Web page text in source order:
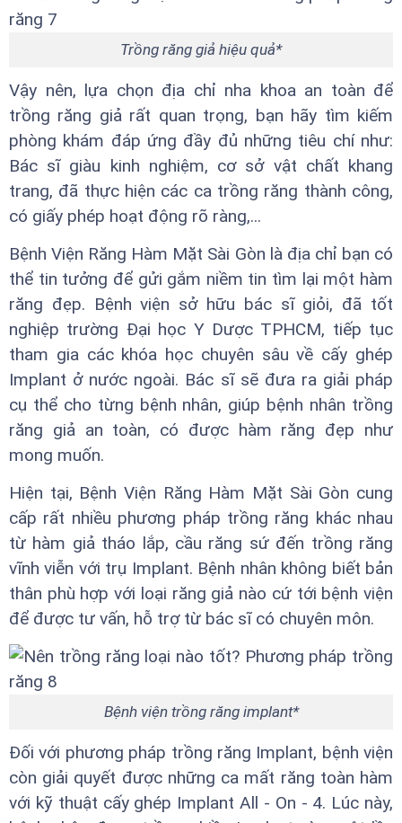
Trồng răng giả hiệu quả*
Vậy nên, lựa chọn địa chỉ nha khoa an toàn để
trồng răng giả rất quan trọng, bạn hãy tìm kiếm
phòng khám đáp ứng đầy đủ những tiêu chí như:
Bác sĩ giàu kinh nghiệm, cơ sở vật chất khang
trang, đã thực hiện các ca trồng răng thành công,
có giấy phép hoạt động rõ ràng,...
Bệnh Viện Răng Hàm Mặt Sài Gòn là địa chỉ bạn có
thể tin tưởng để gửi gắm niềm tin tìm lại một hàm
răng đẹp. Bệnh viện sở hữu bác sĩ giỏi, đã tốt
nghiệp trường Đại học Y Dược TPHCM, tiếp tục
tham gia các khóa học chuyên sâu về cấy ghép
Implant ở nước ngoài. Bác sĩ sẽ đưa ra giải pháp
cụ thể cho từng bệnh nhân, giúp bệnh nhân trồng
răng giả an toàn, có được hàm răng đẹp như
mong muốn.
Hiện tại, Bệnh Viện Răng Hàm Mặt Sài Gòn cung
cấp rất nhiều phương pháp trồng răng khác nhau
từ hàm giả tháo lắp, cầu răng sứ đến trồng răng
vĩnh viễn với trụ Implant. Bệnh nhân không biết bản
thân phù hợp với loại răng giả nào cứ tới bệnh viện
để được tư vấn, hỗ trợ từ bác sĩ có chuyên môn.
Bệnh viện trồng răng implant*
Đối với phương pháp trồng răng Implant, bệnh viện
còn giải quyết được những ca mất răng toàn hàm
với kỹ thuật cấy ghép Implant All - On - 4. Lúc này,